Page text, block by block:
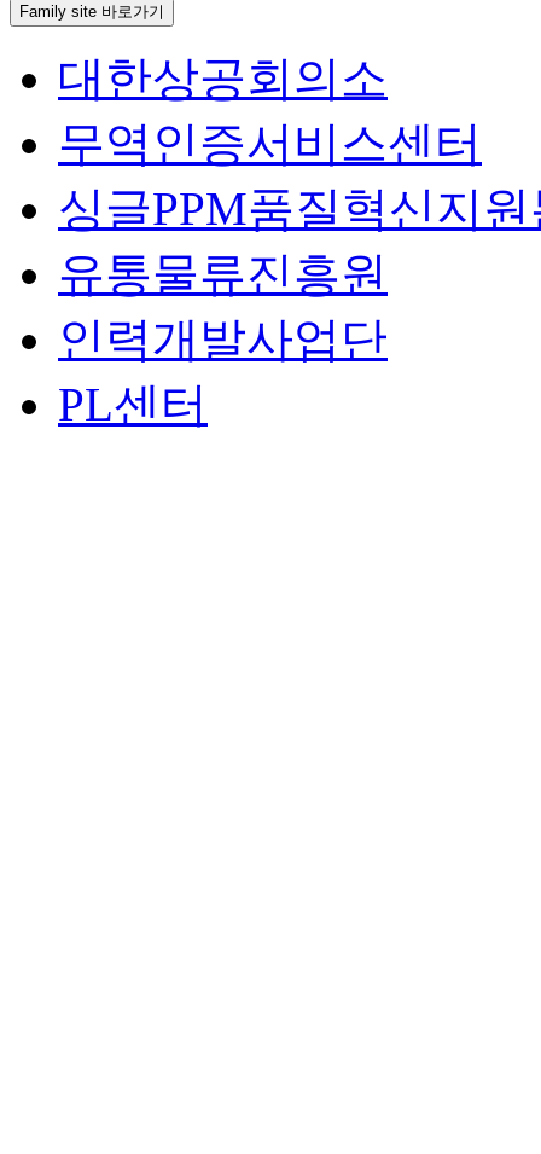
Family site 바로가기
대한상공회의소
무역인증서비스센터
싱글PPM품질혁신지
유통물류진흥원
인력개발사업단
PL센터